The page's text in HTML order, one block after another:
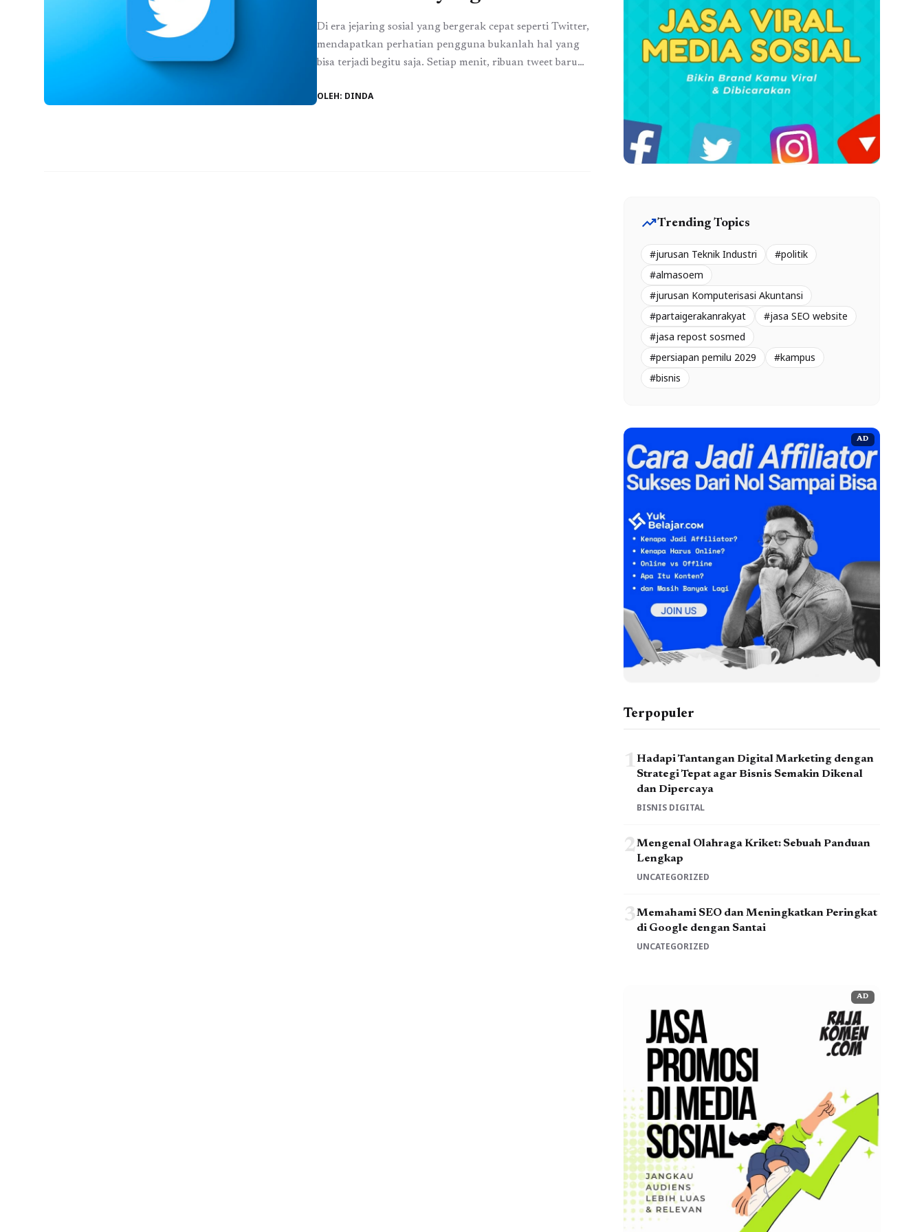
Di era jejaring sosial yang bergerak cepat seperti Twitter,
mendapatkan perhatian pengguna bukanlah hal yang
bisa terjadi begitu saja. Setiap menit, ribuan tweet baru
membuat sebagian pengguna memutuskan untuk
OLEH: DINDA
trending_upTrending Topics
#jurusan Teknik Industri
#politik
#almasoem
#jurusan Komputerisasi Akuntansi
#partaigerakanrakyat
#jasa SEO website
#jasa repost sosmed
#persiapan pemilu 2029
#kampus
#bisnis
AD
Terpopuler
1Hadapi Tantangan Digital Marketing dengan
Strategi Tepat agar Bisnis Semakin Dikenal
dan Dipercaya
BISNIS DIGITAL
2Mengenal Olahraga Kriket: Sebuah Panduan
Lengkap
UNCATEGORIZED
3Memahami SEO dan Meningkatkan Peringkat
di Google dengan Santai
UNCATEGORIZED
AD